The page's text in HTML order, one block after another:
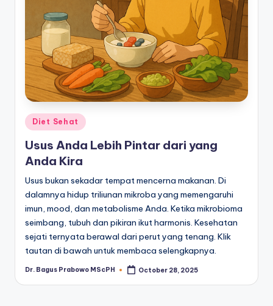
Posted
in
Diet Sehat
Usus Anda Lebih Pintar dari yang
Anda Kira
Usus bukan sekadar tempat mencerna makanan. Di
dalamnya hidup triliunan mikroba yang memengaruhi
imun, mood, dan metabolisme Anda. Ketika mikrobioma
seimbang, tubuh dan pikiran ikut harmonis. Kesehatan
sejati ternyata berawal dari perut yang tenang. Klik
tautan di bawah untuk membaca selengkapnya.
Posted
Dr. Bagus Prabowo MScPH October 28, 2025